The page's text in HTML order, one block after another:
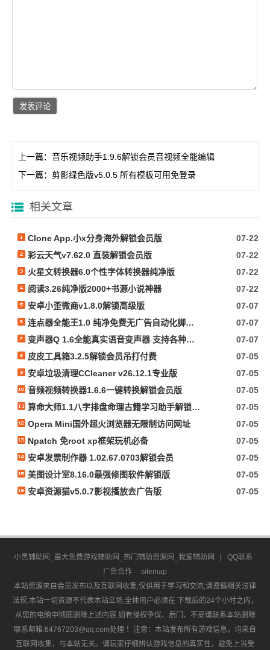
上一篇： 音乐视频助手1.9.6解锁会员音视频全能编辑
下一篇： 剪影绿色版v5.0.5 所有模板可用免登录
相关文章
Clone App.小x分身海外解锁会员版
07-22
彩云天气v7.62.0 直装解锁会员版
07-22
火星文转换器6.0个性字体转换器纯净版
07-22
阅读3.26纯净版2000+书源小说神器
07-22
安卓小歪微商v1.8.0解锁高级版
07-07
连点器全能王1.0 纯净免费无广告自动化脚本抢票等
07-07
变声器Q 1.6全能真实语音变声器 支持各种软件游戏
07-07
皮皮工具箱3.2.5解锁会员吊打付费
07-05
安卓垃圾清理CCleaner v26.12.1专业版
07-05
音频视频转换器1.6.6一键转换解锁会员版
07-05
算命大师1.1八字排盘命理古籍学习助手解锁会员
07-05
Opera Mini国外超火浏览器无限制访问网址
07-05
Npatch 免root xp框架玩机必备
07-05
安卓发票制作器 1.02.67.0703解锁会员
07-05
美图设计室8.16.0最强修图软件解锁版
07-05
安卓资源猫v5.0.7影视播放去广告版
07-05
小黑辅助网_最大免费游戏辅助网_热门辅助资源网_我爱辅助网
QQ联系
广告合作
sitemap
本站资源来自会员发布以及互联网收集,仅供用于学习和交流,请遵循相关法律
法规,本站一切资源不代表本站立场,全体用户必须在 下载后的24个小时之内，
从您的电脑中彻底删除上述内容.如有侵权争议、后门、不妥请联系本站删除
联系邮箱:64767203@qq.com处理 ！注意：本站发布所有游戏信息，均来自
互联网收集，与本站无关。请玩家仔细辨认游戏信息的真实性，避免上当受